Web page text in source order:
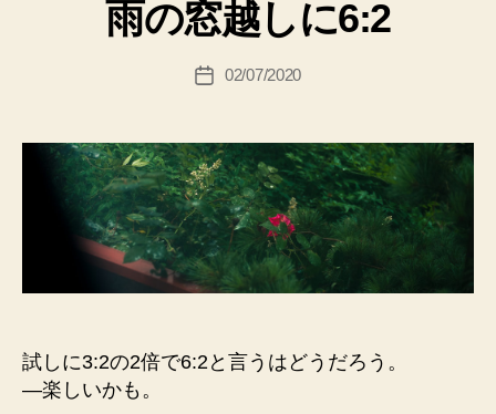
雨の窓越しに6:2
投 02/07/2020
試しに3:2の2倍で6:2と言うはどうだろう。
—楽しいかも。